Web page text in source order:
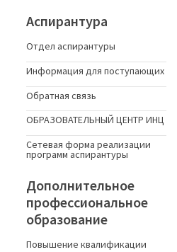
Аспирантура
Отдел аспирантуры
Информация для поступающих
Обратная связь
ОБРАЗОВАТЕЛЬНЫЙ ЦЕНТР ИНЦ
Сетевая форма реализации
программ аспирантуры
Дополнительное
профессиональное
образование
Повышение квалификации